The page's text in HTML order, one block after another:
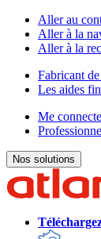
Aller au
Aller à la
Aller à la
Fabricant
Les aides
Me
Nos solutions